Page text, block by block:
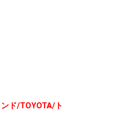
ド/TOYOTA/ト